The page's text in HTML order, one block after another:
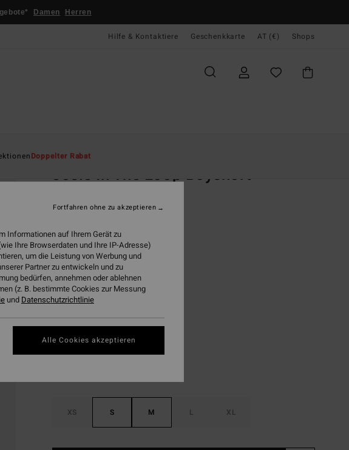
Damen Herren
Hilfe & Kontaktiere Geschenkkarte AT (€) Shops
Doppelter Rabat
Josie In The Loop Boyshort
(2 Bewertungen)
€ 49,95
47%
€ 26,23
SALE
DOPPELTER RABATT EXTRA 25%
XS S M L XL
Informationen auf Ihrem Gerät zu
Ihre Browserdaten und Ihre IP-Adresse)
um die Leistung von Werbung und
Partner zu entwickeln und zu
bedürfen, annehmen oder ablehnen
(z. B. bestimmte Cookies zur Messung
und Datenschutzrichtlinie
Fortfahren ohne zu akzeptieren
Alle Cookies akzeptieren